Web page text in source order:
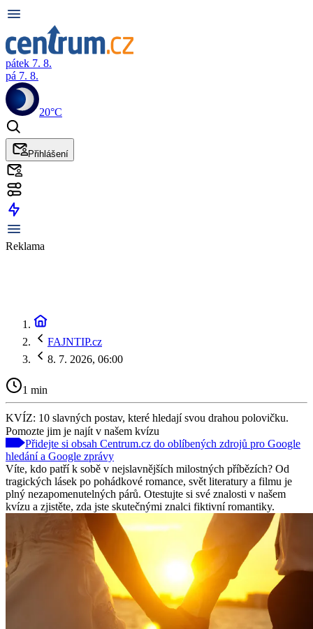
pátek 7. 8.
pá 7. 8.
20°C
Přihlášení
Reklama
FAJNTIP.cz
8. 7. 2026, 06:00
1 min
KVÍZ: 10 slavných postav, které hledají svou drahou polovičku.
Pomozte jim je najít v našem kvízu
Přidejte si obsah Centrum.cz do oblíbených zdrojů pro Google
hledání a Google zprávy
Víte, kdo patří k sobě v nejslavnějších milostných příbězích? Od
tragických lásek po pohádkové romance, svět literatury a filmu je
plný nezapomenutelných párů. Otestujte si své znalosti v našem
kvízu a zjistěte, zda jste skutečnými znalci fiktivní romantiky.